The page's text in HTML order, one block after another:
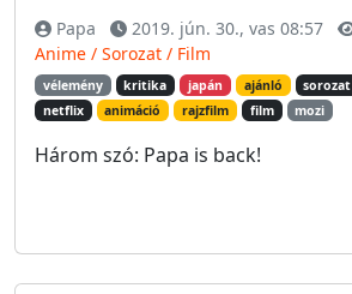
Papa 2019. jún. 30., vas 08:57
Anime / Sorozat / Film
vélemény kritika japán ajánló sorozat
netflix
animáció rajzfilm film mozi
Három szó: Papa is back!